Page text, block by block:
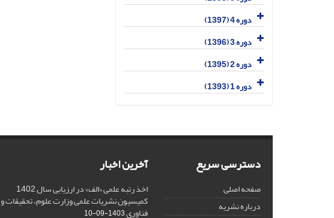
دوره 4 (1397)
دوره 3 (1396)
دوره 2 (1395)
دوره 1 (1393)
دسترسی سریع
صفحه اصلی
درباره نشریه
آخرین اخبار
اخذ رتبه علمی «الف» در ارزیابی سال 1402
کمیسیون نشریات علمی وزارت علوم، تحقیقات و
فناوری1403-09-10